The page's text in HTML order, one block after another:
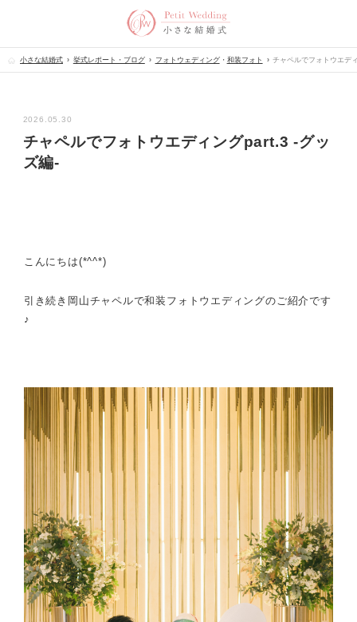
小さな結婚式 挙式レポート・ブログ フォトウェディング・ 和装フォト チャペルでフォトウエデ
2026.05.30
チャペルでフォトウエディングpart.3 -グッ
ズ編-
こんにちは(*^^*)
引き続き岡山チャペルで和装フォトウエディングのご紹介です
♪